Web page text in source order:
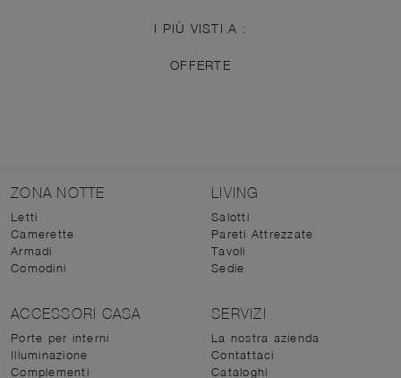
I PIÙ VISTI A :
OFFERTE
ZONA NOTTE
Letti
Camerette
Armadi
Comodini
LIVING
Salotti
Pareti Attrezzate
Tavoli
Sedie
ACCESSORI CASA
Porte per interni
Illuminazione
Complementi
SERVIZI
La nostra azienda
Contattaci
Cataloghi